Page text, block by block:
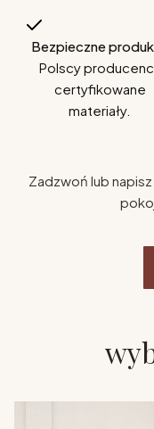
Bezpieczne
Polscy
certyfikowane
materiały.
Zadzwoń lub